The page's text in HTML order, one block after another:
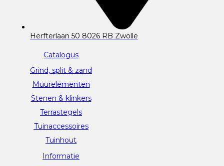
Herfterlaan 50 8026 RB Zwolle
Catalogus
Grind, split & zand
Muurelementen
Stenen & klinkers
Terrastegels
Tuinaccessoires
Tuinhout
Informatie